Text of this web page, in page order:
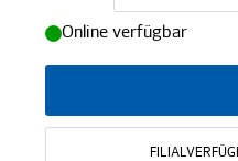
Online verfügbar